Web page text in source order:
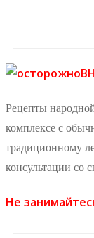
Рецепты
комплексе с
традиционному
консультации со
Не